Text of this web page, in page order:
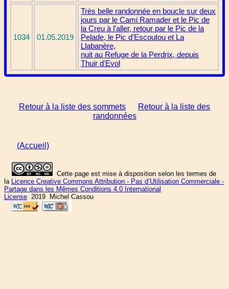
1034 01.05.2019
Très belle randonnée en boucle sur deux
jours par le Cami Ramader et le Pic de
la Creu à l'aller, retour par le Pic de la
Pelade, le Pic d'Escoutou et La
Llabanère,
nuit au Refuge de la Perdrix, depuis
Thuir d'Evol
Retour à la liste des sommets
Retour à la liste des
randonnées
(Accueil)
Cette page est mise à disposition selon les termes de
la Licence Creative Commons Attribution - Pas d’Utilisation Commerciale -
Partage dans les Mêmes Conditions 4.0 International
License 2019 Michel Cassou